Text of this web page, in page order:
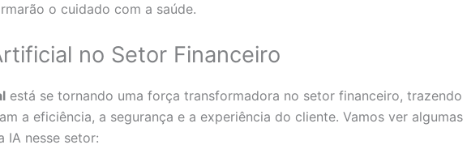
o cuidado com a saúde.
no Setor Financeiro
está se tornando uma força transformadora no setor financeiro, trazendo
a eficiência, a segurança e a experiência do cliente. Vamos ver algumas
IA nesse setor: